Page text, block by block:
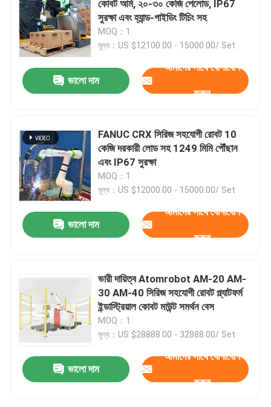
রোবট ড্রেস প্যাক
রোবট আর্ম গ্রিপার
সমাবেশ রোবট আর্ম
প্লেস রোবট বাছুন
পেইন্টিং রোবট আর্ম
মানবিক রোবট
দক্ষ হাত
কোবট আর্ম, ২০-৩০ কেজি পেলোড, IP67
সুরক্ষা এবং হ্যান্ড-গাইডিং টিচিং সহ
MOQ：1
মূল্য：US $12100.00 - 15000.00/ Set
ভালো দাম
আমাদের সাথে যোগাযোগ
করুন
FANUC CRX সিরিজ সহযোগী রোবট 10
কেজি দরকারী লোড সহ 1249 মিমি পৌঁছান
এবং IP67 সুরক্ষা
MOQ：1
মূল্য：US $12000.00 - 15000.00/ Set
ভালো দাম
আমাদের সাথে যোগাযোগ
করুন
ভারী দায়িত্ব Atomrobot AM-20 AM-
30 AM-40 সিরিজ সহযোগী রোবট প্ল্যাটফর্ম
ইন্ডাস্ট্রিয়াল কোবট মাউন্ট সমর্থন বেস
MOQ：1
মূল্য：US $28888.00 - 32888.00/ Set
ভালো দাম
আমাদের সাথে যোগাযোগ
করুন